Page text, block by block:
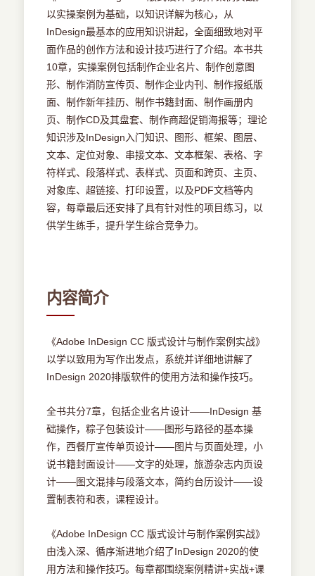
以实操案例为基础，以知识详解为核心，从
InDesign最基本的应用知识讲起，全面细致地对平
面作品的创作方法和设计技巧进行了介绍。本书共
10章，实操案例包括制作企业名片、制作创意图
形、制作消防宣传页、制作企业内刊、制作报纸版
面、制作新年挂历、制作书籍封面、制作画册内
页、制作CD及其盘套、制作商超促销海报等；理论
知识涉及InDesign入门知识、图形、框架、图层、
文本、定位对象、串接文本、文本框架、表格、字
符样式、段落样式、表样式、页面和跨页、主页、
对象库、超链接、打印设置，以及PDF文档等内
容，每章最后还安排了具有针对性的项目练习，以
供学生练手，提升学生综合竞争力。
内容简介
《Adobe InDesign CC 版式设计与制作案例实战》
以学以致用为写作出发点，系统并详细地讲解了
InDesign 2020排版软件的使用方法和操作技巧。
全书共分7章，包括企业名片设计——InDesign 基
础操作，粽子包装设计——图形与路径的基本操
作，西餐厅宣传单页设计——图片与页面处理，小
说书籍封面设计——文字的处理，旅游杂志内页设
计——图文混排与段落文本，简约台历设计——设
置制表符和表，课程设计。
《Adobe InDesign CC 版式设计与制作案例实战》
由浅入深、循序渐进地介绍了InDesign 2020的使
用方法和操作技巧。每章都围绕案例精讲+实战+课